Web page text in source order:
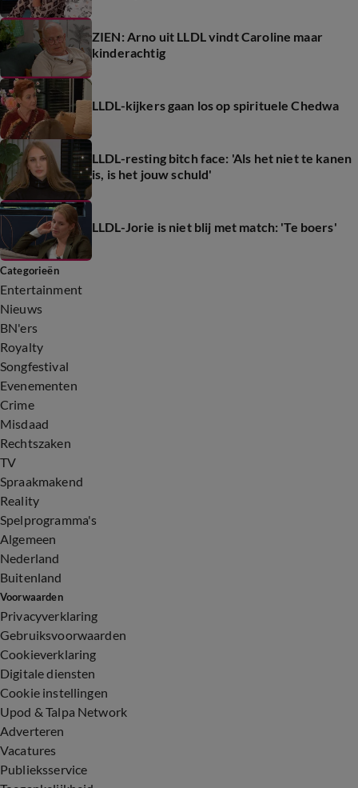
ZIEN: Arno uit LLDL vindt Caroline maar
kinderachtig
LLDL-kijkers gaan los op spirituele Chedwa
LLDL-resting bitch face: 'Als het niet te kanen
is, is het jouw schuld'
LLDL-Jorie is niet blij met match: 'Te boers'
Categorieën
Entertainment
Nieuws
BN'ers
Royalty
Songfestival
Evenementen
Crime
Misdaad
Rechtszaken
TV
Spraakmakend
Reality
Spelprogramma's
Algemeen
Nederland
Buitenland
Voorwaarden
Privacyverklaring
Gebruiksvoorwaarden
Cookieverklaring
Digitale diensten
Cookie instellingen
Upod & Talpa Network
Adverteren
Vacatures
Publieksservice